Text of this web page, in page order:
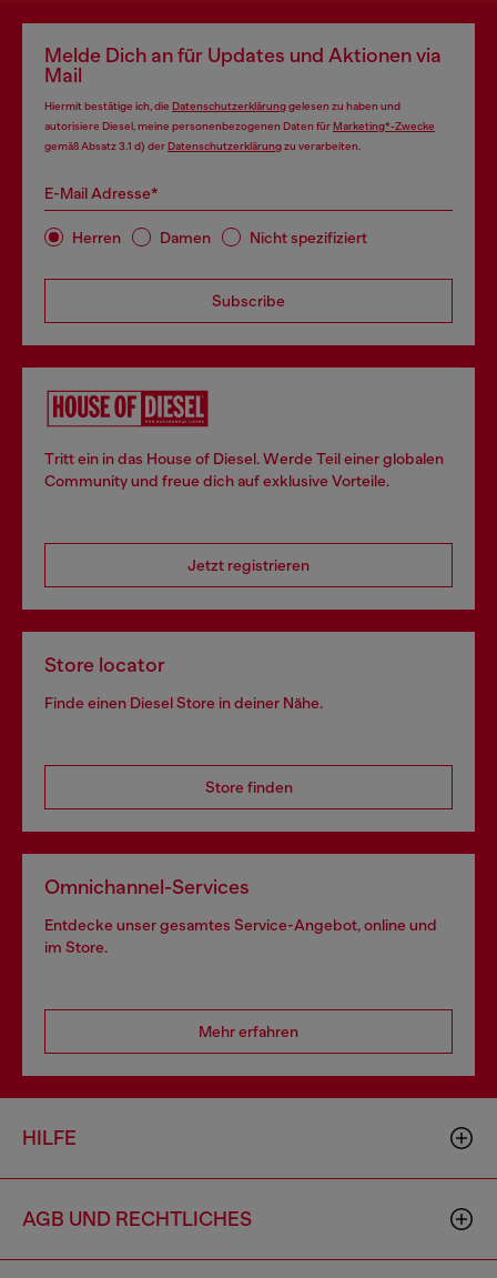
Melde Dich an für Updates und Aktionen via
Mail
Hiermit bestätige ich, die Datenschutzerklärunggelesen zu haben und
autorisiere Diesel, meine personenbezogenen Daten fürMarketing*-Zwecke
gemäß Absatz 3.1 d) derDatenschutzerklärungzu verarbeiten.
E-Mail Adresse*
Herren Damen Nicht spezifiziert
Subscribe
Tritt ein in das House of Diesel. Werde Teil einer globalen
Community und freue dich auf exklusive Vorteile.
Jetzt registrieren
Store locator
Finde einen Diesel Store in deiner Nähe.
Store finden
Omnichannel-Services
Entdecke unser gesamtes Service-Angebot, online und
im Store.
Mehr erfahren
HILFE
AGB UND RECHTLICHES